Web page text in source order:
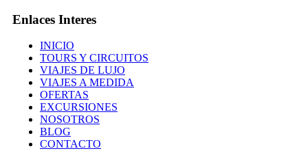
Enlaces Interes
INICIO
TOURS Y CIRCUITOS
VIAJES DE LUJO
VIAJES A MEDIDA
OFERTAS
EXCURSIONES
NOSOTROS
BLOG
CONTACTO